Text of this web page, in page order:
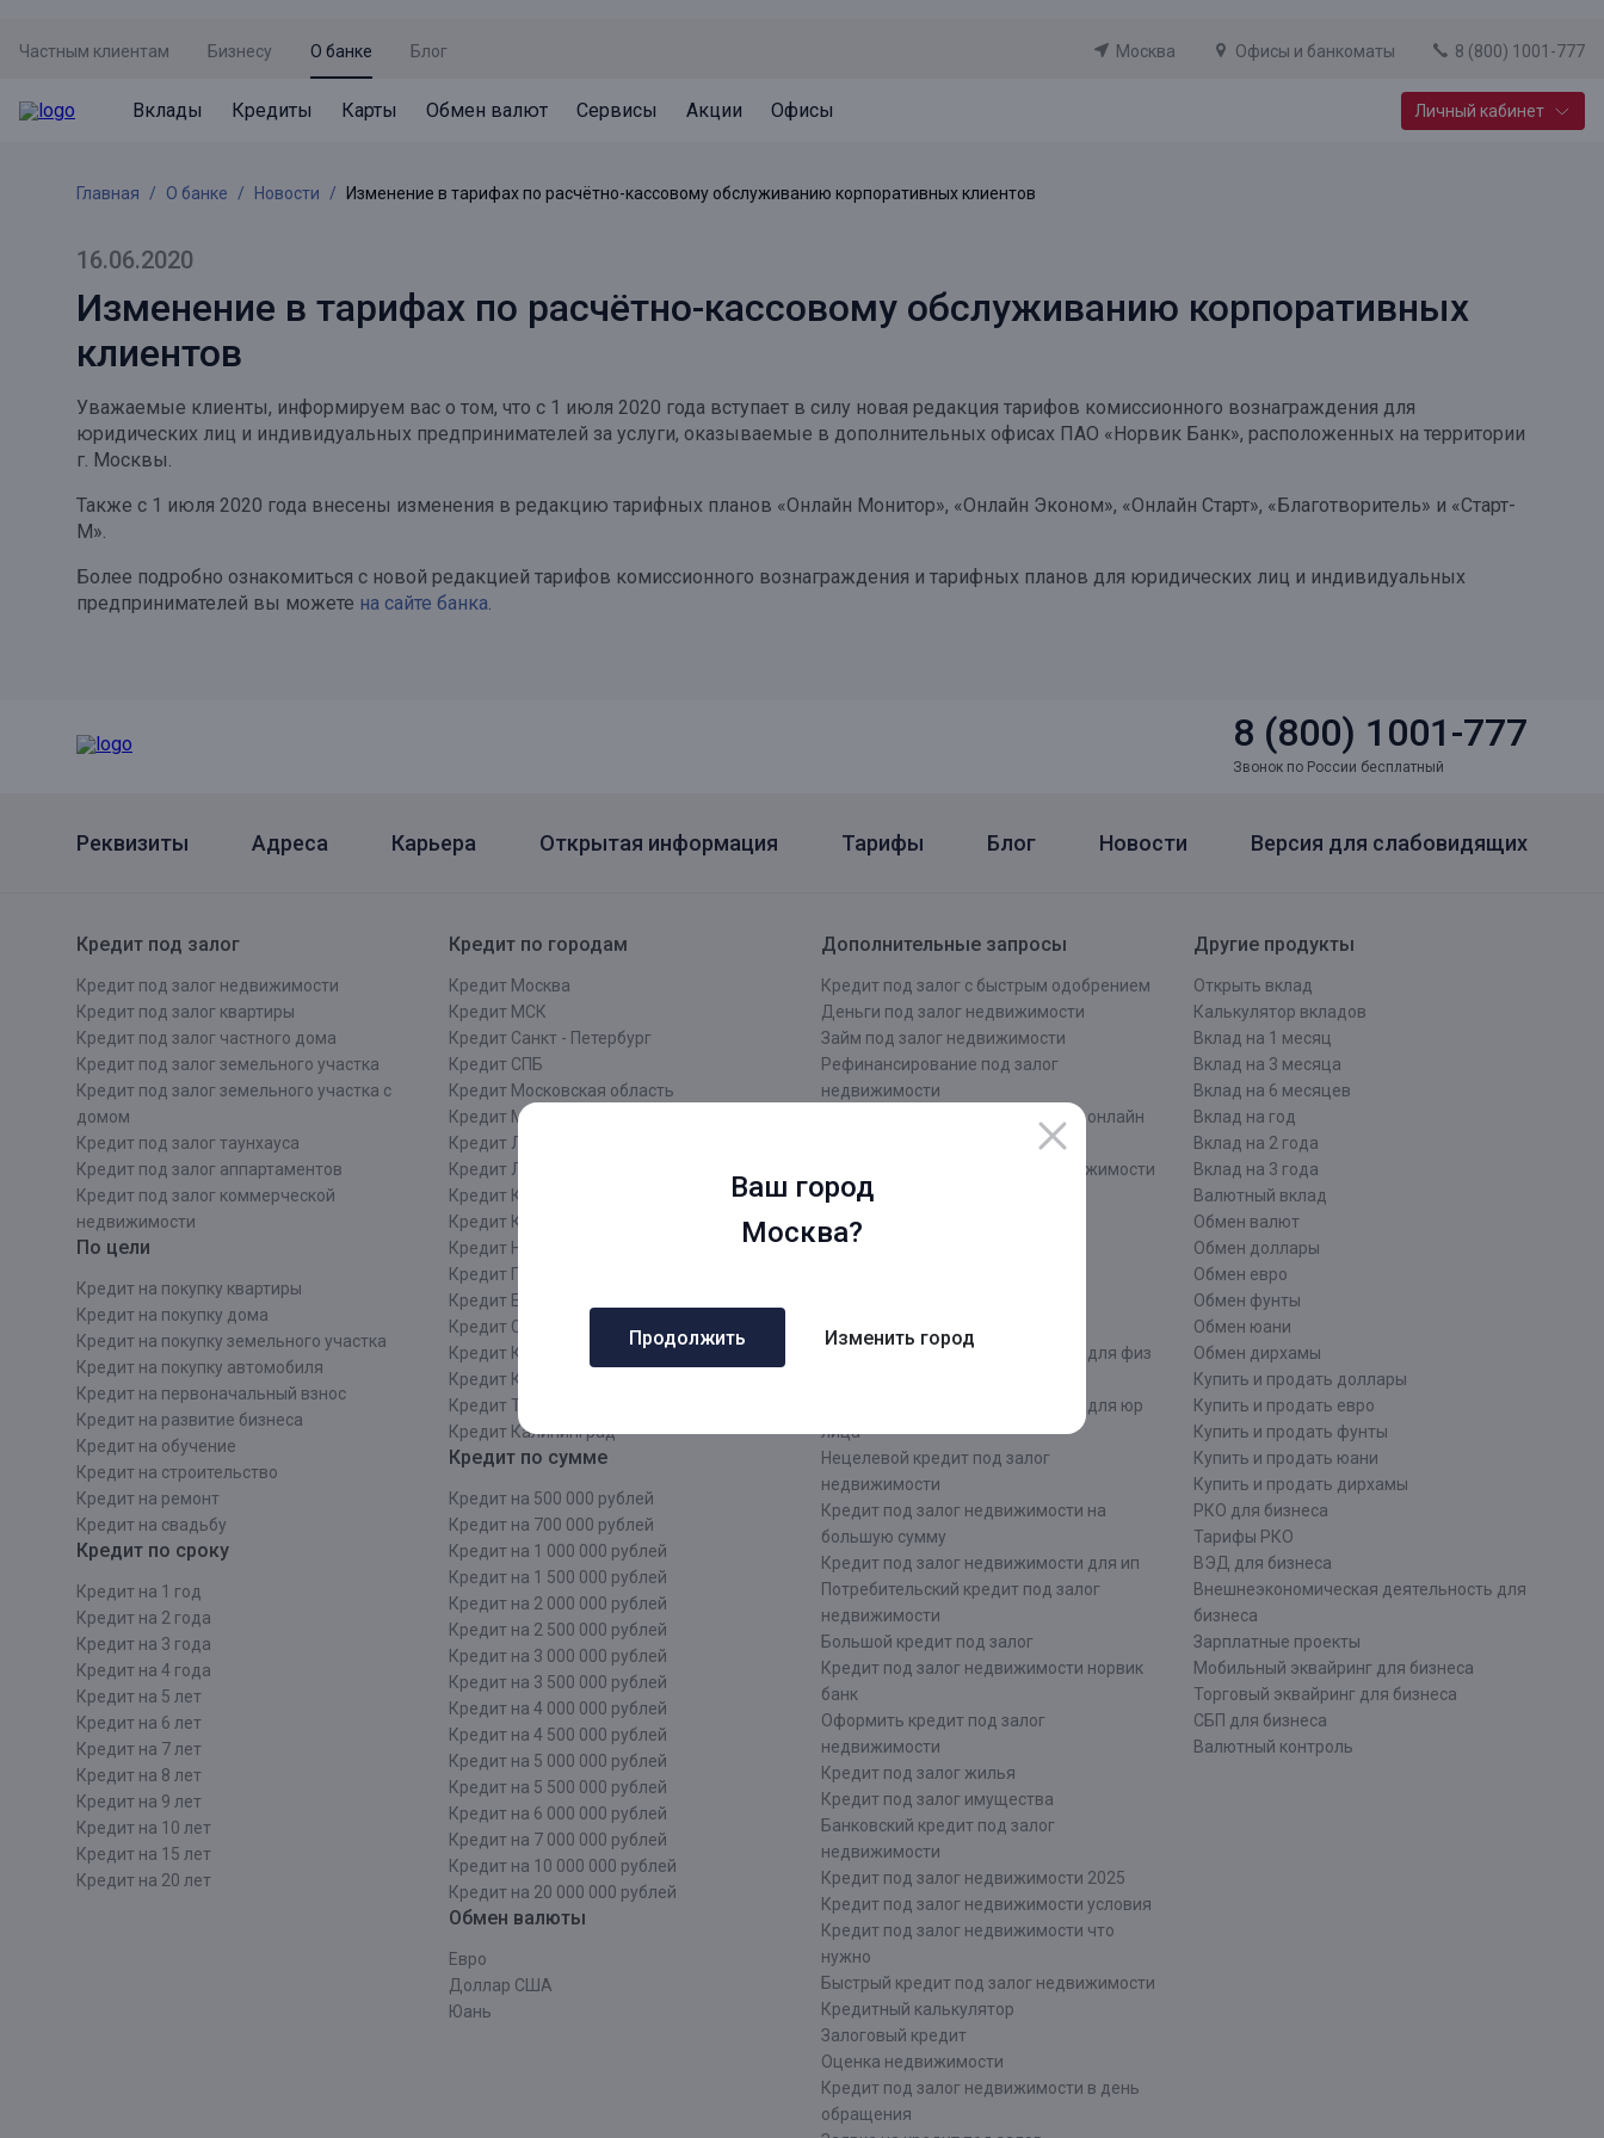
Ваш город
Москва?
Продолжить Изменить город
Частным клиентам Бизнесу О банке Блог Москва Офисы и банкоматы 8 (800) 1001-777
Вклады
Не упусти момент
Просто вклад
Накопительный
Пенсионер
Фиксируй доход
Валютный плюс
Онлайн
Система страхования вкладов
Архив вкладов
Кредиты
Кредит под залог недвижимости
Рефинансирование
Кредит на автомобиль
Кредит на строительство
Все кредиты
Привилегии для клиентов
Реструктуризация
Подбор новой недвижимости
Карты
Дебетовая карта с пакетом услуг
Премиальная карта Mir Supreme
Пенсионная карта
Все карты
Документы
Кешбэк
Обмен валют
Курсы валют
Бронирование валюты
Курсы валют ЦБ
Сервисы
Оплата кредита
Оценка недвижимости
Подбор новой недвижимости
Система быстрых платежей
Mir Pay
Регистрация в ЕБС
Удаленная идентификация
Мобильное приложение
Акции
Акция «Приведи друга»
Акция «Ставка на бизнес»
Офисы Личный кабинет
Главная О банке Новости Изменение в тарифах по расчётно-кассовому обслуживанию корпоративных клиентов
16.06.2020
Изменение в тарифах по расчётно-кассовому обслуживанию корпоративных
клиентов
Уважаемые клиенты, информируем вас о том, что с 1 июля 2020 года вступает в силу новая редакция тарифов комиссионного вознаграждения для
юридических лиц и индивидуальных предпринимателей за услуги, оказываемые в дополнительных офисах ПАО «Норвик Банк», расположенных на территории
г. Москвы.
Также с 1 июля 2020 года внесены изменения в редакцию тарифных планов «Онлайн Монитор», «Онлайн Эконом», «Онлайн Старт», «Благотворитель» и «Старт-
М».
Более подробно ознакомиться с новой редакцией тарифов комиссионного вознаграждения и тарифных планов для юридических лиц и индивидуальных
предпринимателей вы можете на сайте банка.
8 (800) 1001-777
Звонок по России бесплатный
Реквизиты Адреса Карьера Открытая информация Тарифы Блог Новости Версия для слабовидящих
Кредит под залог
Кредит под залог недвижимости
Кредит под залог квартиры
Кредит под залог частного дома
Кредит под залог земельного участка
Кредит под залог земельного участка с
домом
Кредит под залог таунхауса
Кредит под залог аппартаментов
Кредит под залог коммерческой
недвижимости
По цели
Кредит на покупку квартиры
Кредит на покупку дома
Кредит на покупку земельного участка
Кредит на покупку автомобиля
Кредит на первоначальный взнос
Кредит на развитие бизнеса
Кредит на обучение
Кредит на строительcтво
Кредит на ремонт
Кредит на свадьбу
Кредит по сроку
Кредит на 1 год
Кредит на 2 года
Кредит на 3 года
Кредит на 4 года
Кредит на 5 лет
Кредит на 6 лет
Кредит на 7 лет
Кредит на 8 лет
Кредит на 9 лет
Кредит на 10 лет
Кредит на 15 лет
Кредит на 20 лет
Кредит по городам
Кредит Москва
Кредит МСК
Кредит Санкт - Петербург
Кредит СПБ
Кредит Московская область
Кредит МО
Кредит Ленинградская область
Кредит ЛО
Кредит Киров
Кредит Кировская область
Кредит Нижний Новгород
Кредит Пермь
Кредит Екатеринбург
Кредит Сочи
Кредит Краснодар
Кредит Казань
Кредит Татарстан
Кредит Калининград
Кредит по сумме
Кредит на 500 000 рублей
Кредит на 700 000 рублей
Кредит на 1 000 000 рублей
Кредит на 1 500 000 рублей
Кредит на 2 000 000 рублей
Кредит на 2 500 000 рублей
Кредит на 3 000 000 рублей
Кредит на 3 500 000 рублей
Кредит на 4 000 000 рублей
Кредит на 4 500 000 рублей
Кредит на 5 000 000 рублей
Кредит на 5 500 000 рублей
Кредит на 6 000 000 рублей
Кредит на 7 000 000 рублей
Кредит на 10 000 000 рублей
Кредит на 20 000 000 рублей
Обмен валюты
Евро
Доллар США
Юань
Дополнительные запросы
Кредит под залог с быстрым одобрением
Деньги под залог недвижимости
Займ под залог недвижимости
Рефинансирование под залог
недвижимости
Кредит под залог недвижимости онлайн
Срочный кредит под залог недвижимости
Оформить кредит под залог
недвижимости
Кредит под залог недвижимости
недвижимости
Кредит под залог недвижимости для физ
Кредит под залог недвижимости для юр
лица
Нецелевой кредит под залог
недвижимости
Кредит под залог недвижимости на
большую сумму
Кредит под залог недвижимости для ип
Потребительский кредит под залог
недвижимости
Большой кредит под залог
Кредит под залог недвижимости норвик
банк
Оформить кредит под залог
недвижимости
Кредит под залог жилья
Кредит под залог имущества
Банковский кредит под залог
недвижимости
Кредит под залог недвижимости 2025
Кредит под залог недвижимости условия
Кредит под залог недвижимости что
нужно
Быстрый кредит под залог недвижимости
Кредитный калькулятор
Залоговый кредит
Оценка недвижимости
Кредит под залог недвижимости в день
обращения
Другие продукты
Открыть вклад
Калькулятор вкладов
Вклад на 1 месяц
Вклад на 3 месяца
Вклад на 6 месяцев
Вклад на год
Вклад на 2 года
Вклад на 3 года
Валютный вклад
Обмен валют
Обмен доллары
Обмен евро
Обмен фунты
Обмен юани
Обмен дирхамы
Купить и продать доллары
Купить и продать евро
Купить и продать фунты
Купить и продать юани
Купить и продать дирхамы
РКО для бизнеса
Тарифы РКО
ВЭД для бизнеса
Внешнеэкономическая деятельность для
бизнеса
Зарплатные проекты
Мобильный эквайринг для бизнеса
Торговый эквайринг для бизнеса
СБП для бизнеса
Валютный контроль